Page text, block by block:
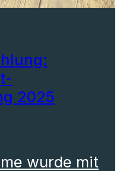
2025
wurde mit